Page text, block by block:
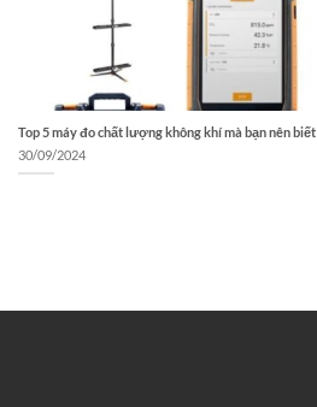
Top 5 máy đo chất lượng không khí mà bạn nên biết
30/09/2024